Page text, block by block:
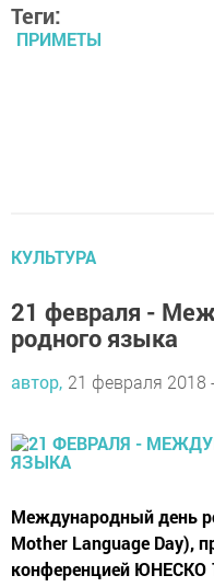
Теги:
ПРИМЕТЫ
КУЛЬТУРА
21 февраля -
родного языка
автор, 21 февраля 2018
Международный день
Mother Language Day),
конференцией ЮНЕСКО